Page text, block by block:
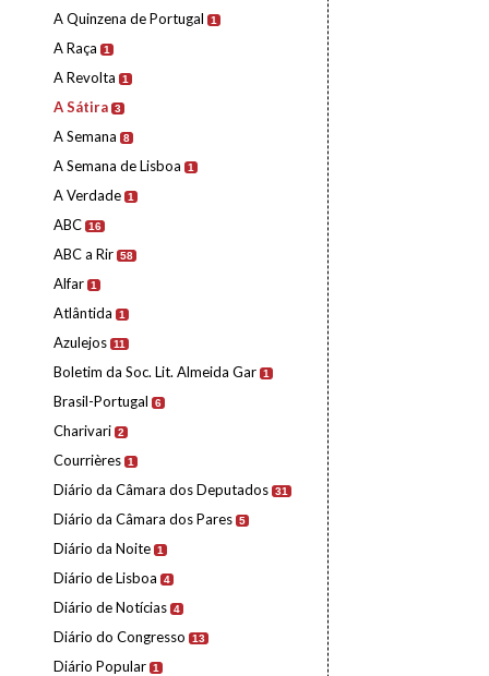
A Quinzena de Portugal 1
A Raça 1
A Revolta 1
A Sátira 3
A Semana 8
A Semana de Lisboa 1
A Verdade 1
ABC 16
ABC a Rir 58
Alfar 1
Atlântida 1
Azulejos 11
Boletim da Soc. Lit. Almeida Gar 1
Brasil-Portugal 6
Charivari 2
Courrières 1
Diário da Câmara dos Deputados 31
Diário da Câmara dos Pares 5
Diário da Noite 1
Diário de Lisboa 4
Diário de Notícias 4
Diário do Congresso 13
Diário Popular 1